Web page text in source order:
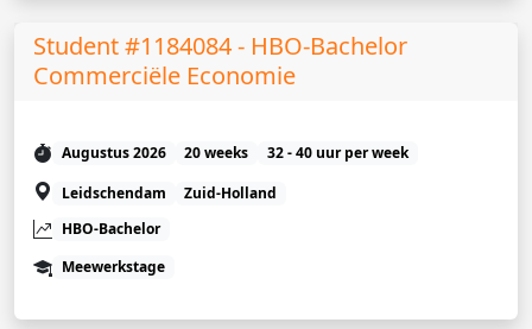
Student #1184084 - HBO-Bachelor
Commerciële Economie
Augustus 2026 20 weeks
32 - 40 uur per week
Leidschendam
Zuid-Holland
HBO-Bachelor
Meewerkstage